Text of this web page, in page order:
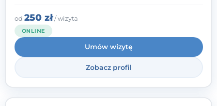
Towarzystwa Terapii Systemowej oraz
należę do Polskiego Towarzystwa
pierwszym miejscu stawiam budowanie
atmosfery bezpieczeństwa i zrozumienia w
relacjach z Klientami. Istotna dla nie jest
również koncentracja na dostępnych
zasobach.
od 250 zł/ wizyta
ONLINE
Umów wizytę
Zobacz profil